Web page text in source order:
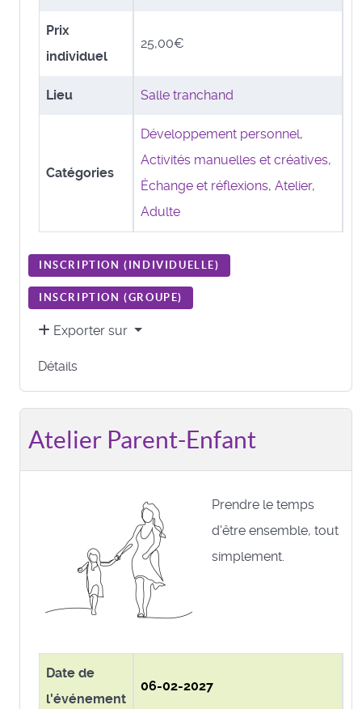
Prix
individuel
25,00€
Lieu Salle tranchand
Catégories
Développement personnel,
Activités manuelles et créatives,
Échange et réflexions, Atelier,
Adulte
INSCRIPTION ( INDIVIDUELLE)
INSCRIPTION (GROUPE)
Exporter sur
Détails
Atelier Parent-Enfant
Prendre le temps
d'être ensemble, tout
simplement.
Date de
l'événement
06-02-2027